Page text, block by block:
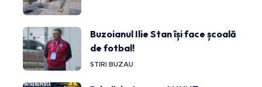
Buzoianul Ilie Stan își face școală
de fotbal!
STIRI BUZAU